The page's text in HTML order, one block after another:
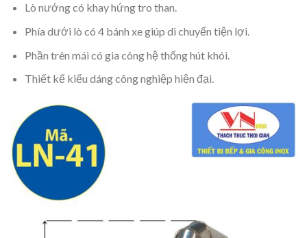
Lò nướng có khay hứng tro than.
Phía dưới lò có 4 bánh xe giúp di chuyển tiện lợi.
Phần trên mái có gia công hệ thống hút khói.
Thiết kế kiểu dáng công nghiệp hiện đại.